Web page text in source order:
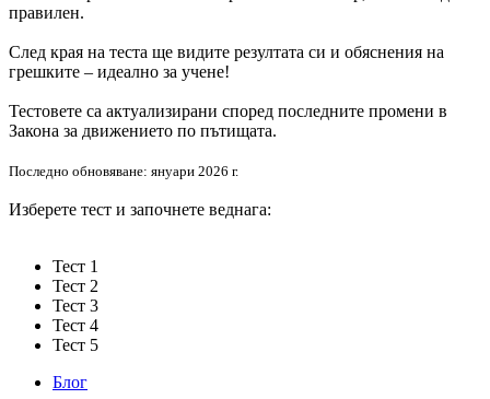
правилен.
След края на теста ще видите резултата си и обяснения на
грешките – идеално за учене!
Тестовете са актуализирани според последните промени в
Закона за движението по пътищата.
Последно обновяване: януари 2026 г.
Изберете тест и започнете веднага:
Тест 1
Тест 2
Тест 3
Тест 4
Тест 5
Блог